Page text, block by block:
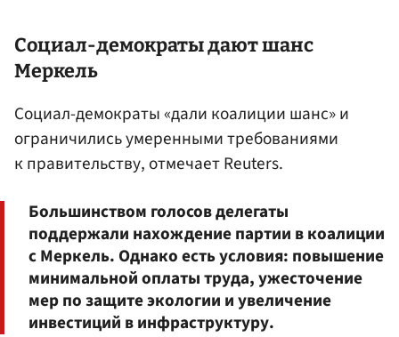
Социал-демократы дают шанс
Меркель
Социал-демократы «дали коалиции шанс» и
ограничились умеренными требованиями
к правительству, отмечает Reuters.
Большинством голосов делегаты
поддержали нахождение партии в коалиции
с Меркель. Однако есть условия: повышение
минимальной оплаты труда, ужесточение
мер по защите экологии и увеличение
инвестиций в инфраструктуру.